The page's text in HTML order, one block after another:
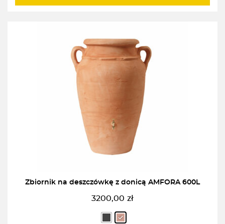
Zbiornik na deszczówkę z donicą AMFORA 600L
3200,00 zł